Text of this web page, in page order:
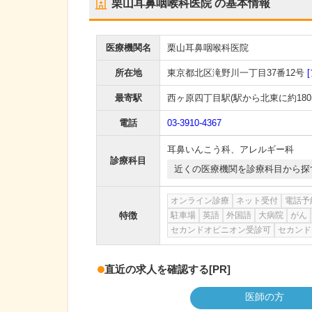
栗山耳鼻咽喉科医院の基本情報
医療機関名 栗山耳鼻咽喉科医院
所在地 東京都北区滝野川一丁目37番12号
最寄駅 西ヶ原四丁目駅(駅から北東に約
電話 03-3910-4367
診療科目
耳鼻いんこう科、 アレルギー科
近くの医療機関を診療科目から探
特徴
オンライン診療 ネット受付
電話予
駐車場
英語 外国語 大病院
がん
セカンドオピニオン受診可
セカン
直近の求人を確認する[PR]
医師の方